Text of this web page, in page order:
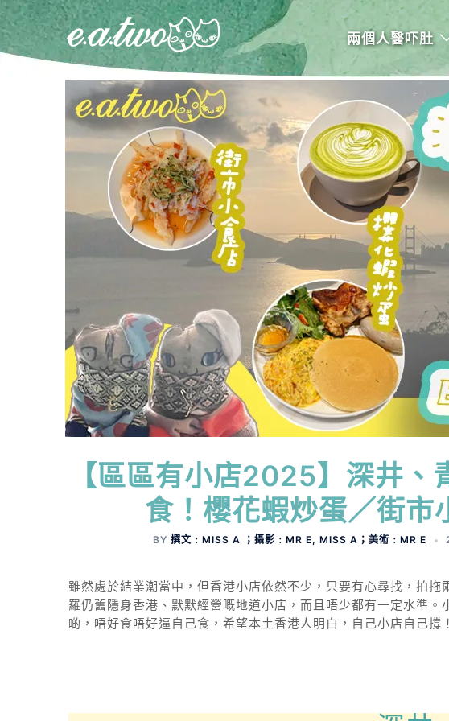
兩個人醫吓肚
【區區有小店2025】深井
食！櫻花蝦炒蛋／街市
BY撰文﹕MISS A ；攝影﹕MR E, MISS A；美術﹕MR E
雖然處於結業潮當中，但香港小店依然不少，只要有心尋找，拍
羅仍舊隱身香港、默默經營嘅地道小店，而且唔少都有一定水準
啲，唔好食唔好逼自己食，希望本土香港人明白，自己小店自己撐